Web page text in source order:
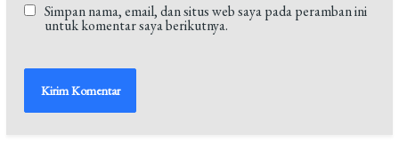
Simpan nama, email, dan situs web saya pada peramban ini
untuk komentar saya berikutnya.